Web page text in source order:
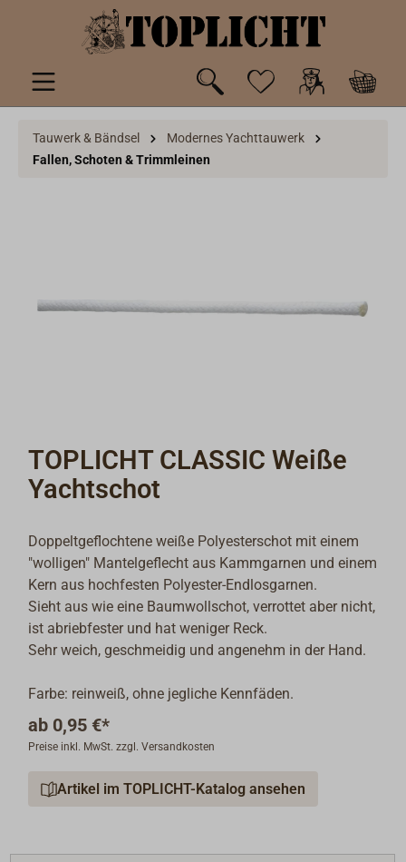
springen
Tauwerk & Bändsel
Modernes Yachttauwerk
Fallen, Schoten & Trimmleinen
TOPLICHT CLASSIC Weiße
Yachtschot
Doppeltgeflochtene weiße Polyesterschot mit einem
"wolligen" Mantelgeflecht aus Kammgarnen und einem
Kern aus hochfesten Polyester-Endlosgarnen.
Sieht aus wie eine Baumwollschot, verrottet aber nicht,
ist abriebfester und hat weniger Reck.
Sehr weich, geschmeidig und angenehm in der Hand.
Farbe: reinweiß, ohne jegliche Kennfäden.
ab 0,95 €*
Preise inkl. MwSt. zzgl. Versandkosten
Artikel im TOPLICHT-Katalog ansehen